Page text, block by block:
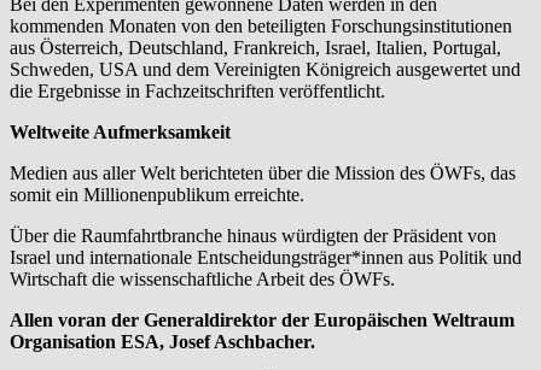
kommenden Monaten von den beteiligten Forschungsinstitutionen
aus Österreich, Deutschland, Frankreich, Israel, Italien, Portugal,
Schweden, USA und dem Vereinigten Königreich ausgewertet und
die Ergebnisse in Fachzeitschriften veröffentlicht.
Weltweite Aufmerksamkeit
Medien aus aller Welt berichteten über die Mission des ÖWFs, das
somit ein Millionenpublikum erreichte.
Über die Raumfahrtbranche hinaus würdigten der Präsident von
Israel und internationale Entscheidungsträger*innen aus Politik und
Wirtschaft die wissenschaftliche Arbeit des ÖWFs.
Allen voran der Generaldirektor der Europäischen Weltraum
Organisation ESA, Josef Aschbacher.